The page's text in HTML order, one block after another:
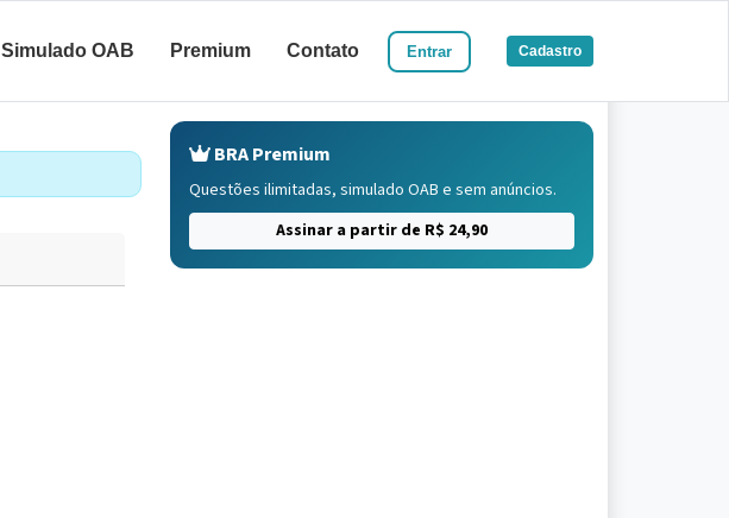
Simulado OAB Premium Contato Entrar Cadastro
BRA Premium
Questões ilimitadas, simulado OAB e sem anúncios.
Assinar a partir de R$ 24,90